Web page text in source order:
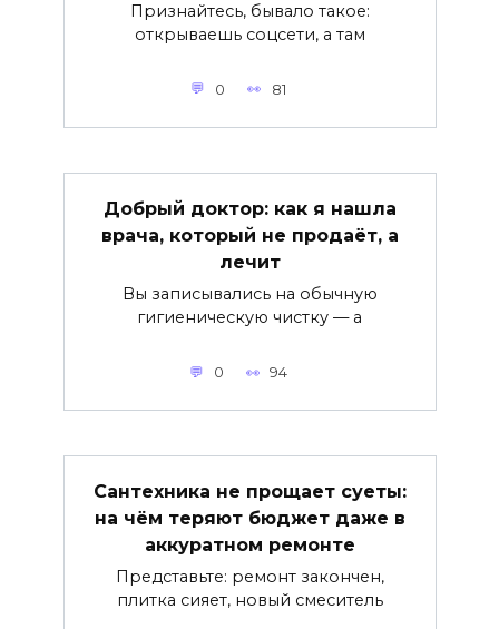
Признайтесь, бывало такое:
открываешь соцсети, а там
0 81
Добрый доктор: как я нашла
врача, который не продаёт, а
лечит
Вы записывались на обычную
гигиеническую чистку — а
0 94
Сантехника не прощает суеты:
на чём теряют бюджет даже в
аккуратном ремонте
Представьте: ремонт закончен,
плитка сияет, новый смеситель